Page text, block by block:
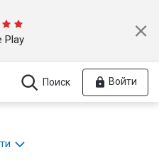
Play
Поиск Войти